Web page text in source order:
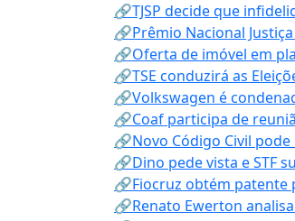
🔗TJSP decide que
🔗Prêmio Nacional
🔗Oferta de imóvel em
🔗TSE conduzirá as
🔗Volkswagen é
🔗Coaf participa de
🔗Novo Código Civil
🔗Dino pede vista e STF
🔗Fiocruz obtém
🔗Renato Ewerton